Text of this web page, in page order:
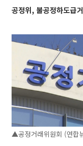
공정위, 불공정하도급
▲공정거래위원회 (연합